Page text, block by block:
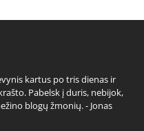
kartus po tris dienas ir
Pabelsk į duris, nebijok,
blogų žmonių. - Jonas